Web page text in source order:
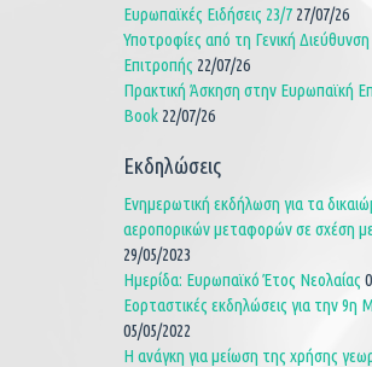
Ευρωπαϊκές Ειδήσεις 23/7 27/07/26
Υποτροφίες από τη Γενική
Επιτροπής 22/07/26
Πρακτική Άσκηση στην Ευρωπαϊκή
Book 22/07/26
Εκδηλώσεις
Ενημερωτική εκδήλωση για τα
αεροπορικών μεταφορών σε σχέση
29/05/2023
Ημερίδα: Ευρωπαϊκό Έτος Νεολαίας
Εορταστικές εκδηλώσεις για την
05/05/2022
Η ανάγκη για μείωση της χρήσης